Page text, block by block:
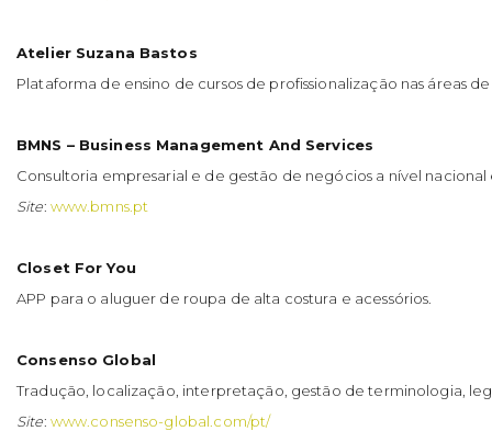
Atelier Suzana Bastos
Plataforma de ensino de cursos de profissionalização nas áreas
BMNS – Business Management And Services
Consultoria empresarial e de gestão de negócios a nível
Site: www.bmns.pt
Closet For You
APP para o aluguer de roupa de alta costura e acessórios.
Consenso Global
Tradução, localização, interpretação, gestão de terminologia,
Site: www.consenso-global.com/pt/